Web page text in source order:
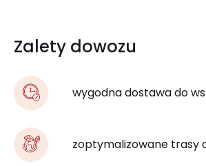
Zalety dowozu
wygodna dostawa do
zoptymalizowane trasy